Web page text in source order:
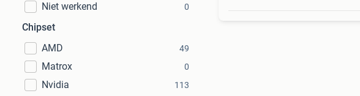
Niet werkend 0
Chipset
AMD
49
Matrox 0
Nvidia 113